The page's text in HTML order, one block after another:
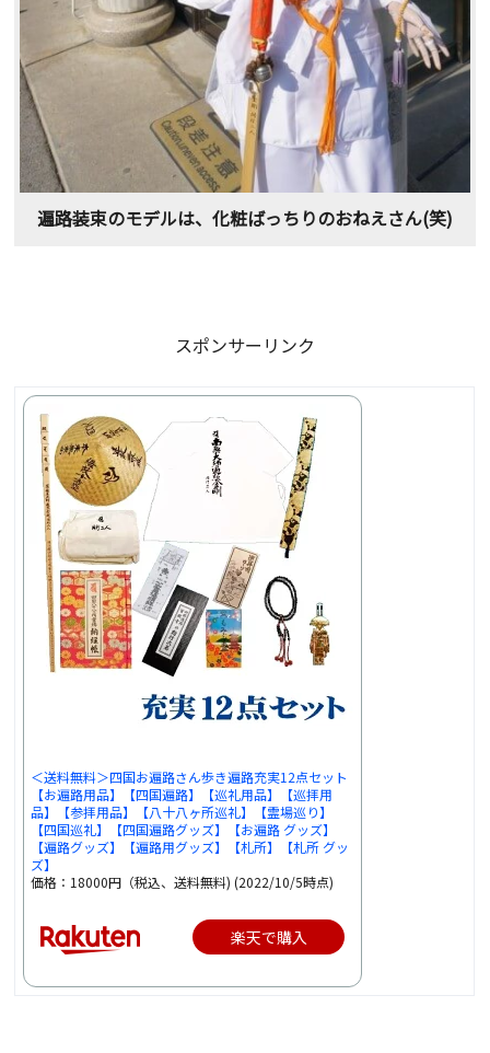
遍路装束のモデルは、化粧ばっちりのおねえさん(笑)
スポンサーリンク
＜送料無料＞四国お遍路さん歩き遍路充実12点セット
【お遍路用品】【四国遍路】【巡礼用品】【巡拝用
品】【参拝用品】【八十八ヶ所巡礼】【霊場巡り】
【四国巡礼】【四国遍路グッズ】【お遍路 グッズ】
【遍路グッズ】【遍路用グッズ】【札所】【札所 グッ
ズ】
価格：18000円（税込、送料無料) (2022/10/5時点)
楽天で購入